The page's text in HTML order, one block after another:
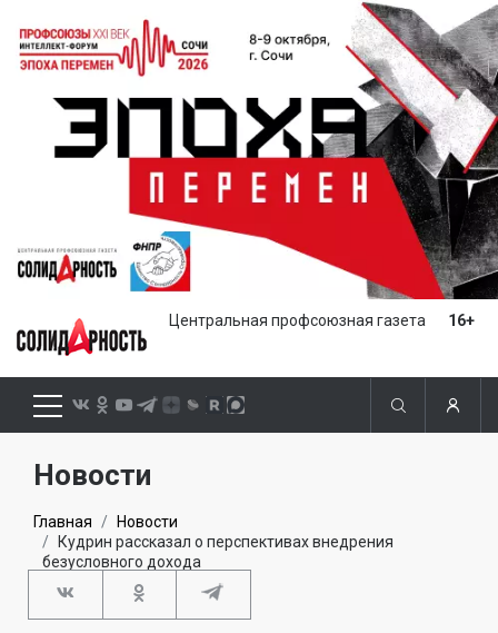
Центральная профсоюзная газета 16+
Новости
Главная
Новости
Кудрин рассказал о перспективах внедрения
безусловного дохода